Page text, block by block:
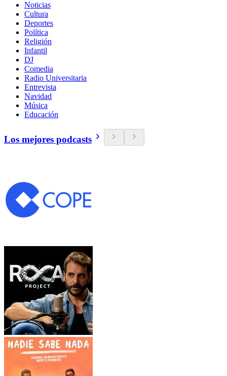
Noticias
Cultura
Deportes
Política
Religión
Infantil
DJ
Comedia
Radio Universitaria
Entrevista
Navidad
Música
Educación
Los mejores podcasts